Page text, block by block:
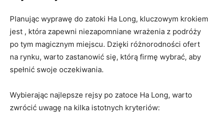
Planując⁢ wyprawę do zatoki Ha Long, kluczowym krokiem
jest ⁣, która zapewni niezapomniane wrażenia z podróży
po tym magicznym miejscu. Dzięki różnorodności ⁢ofert
‌na⁢ rynku, warto zastanowić ‌się, którą firmę wybrać, aby
spełnić swoje oczekiwania.
Wybierając najlepsze ​rejsy po zatoce‍ Ha Long,‍ warto
zwrócić uwagę na kilka⁢ istotnych kryteriów: